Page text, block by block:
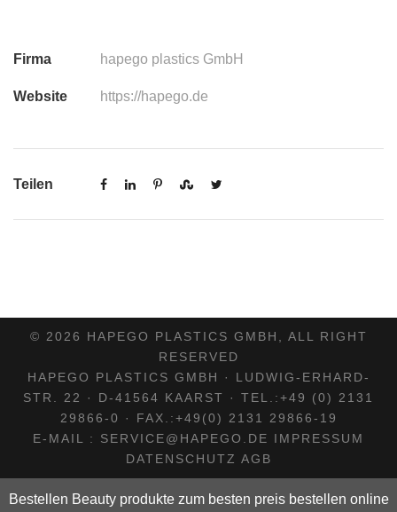
Firma hapego plastics GmbH
Website https://hapego.de
Teilen
© 2026 HAPEGO PLASTICS GMBH, ALL RIGHT
RESERVED
HAPEGO PLASTICS GMBH · LUDWIG-ERHARD-
STR. 22 · D-41564 KAARST · TEL.:+49 (0) 2131
29866-0 · FAX.:+49(0) 2131 29866-19
E-MAIL : SERVICE@HAPEGO.DE IMPRESSUM
DATENSCHUTZ AGB
Bestellen Beauty produkte zum besten preis bestellen online